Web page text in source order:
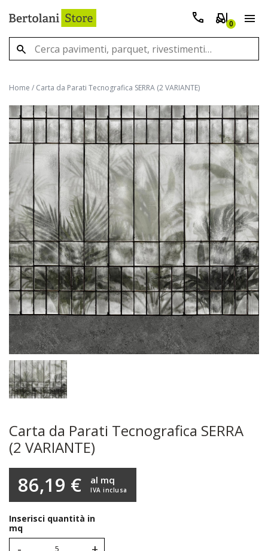
0
Home / Carta da Parati Tecnografica SERRA (2 VARIANTE)
Carta da Parati Tecnografica SERRA
(2 VARIANTE)
86,19 € IVA inclusa
al mq
Inserisci quantità in
mq